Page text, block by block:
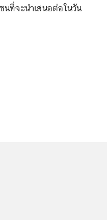
ที่จะนำเสนอต่อในวัน